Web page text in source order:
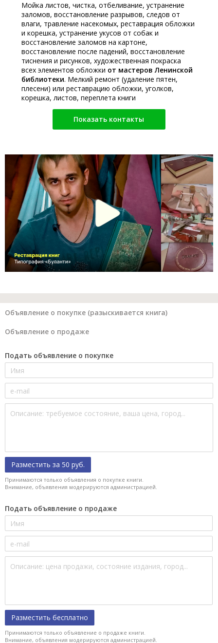
Мойка листов, чистка, отбеливание, устранение
заломов, восстановление разрывов, следов от
влаги, травление насекомых, реставрация обложки
и корешка, устранение укусов от собак и
восстановление заломов на картоне,
восстановление после падений, восстановление
тиснения и рисунков, художественная покраска
всех элементов обложки от мастеров Ленинской
библиотеки. Мелкий ремонт (удаление пятен,
плесени) или реставрацию обложки, уголков,
корешка, листов, переплета книги
Показать контакты
Объявление о покупке (разыскивается книга)
Объявление о продаже
Подать объявление о покупке
Разместить за 50 руб.
Принимаются только объявления о покупке книги.
Внимание, объявления модерируются администрацией.
Подать объявление о продаже
Разместить бесплатно
Принимаются только объявление о продаже книги.
Внимание, объявления модерируются администрацией.